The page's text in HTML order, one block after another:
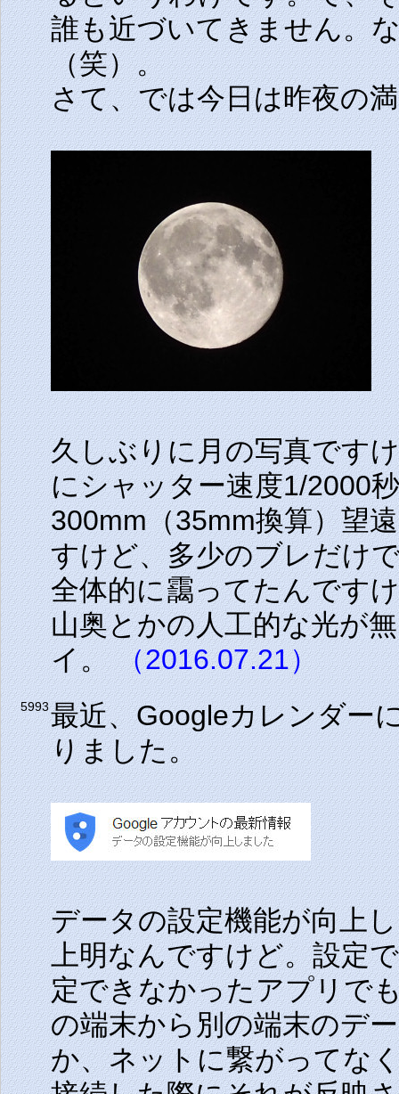
誰も近づいてきません。
（笑）。
さて、では今日は昨夜の
久しぶりに月の写真です
にシャッター速度1/2000
300mm（35mm換算）望
すけど、多少のブレだけ
全体的に靄ってたんです
山奥とかの人工的な光が
イ。（2016.07.21）
5993最近、Googleカレンダー
りました。
データの設定機能が向上
上明なんですけど。設定
定できなかったアプリで
の端末から別の端末のデ
か、ネットに繋がってな